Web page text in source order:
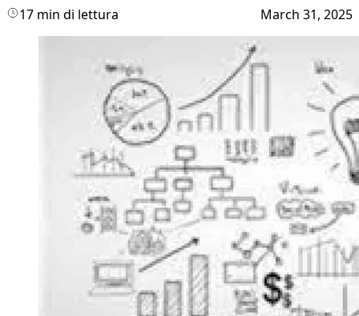
17 min di lettura March 31, 2025